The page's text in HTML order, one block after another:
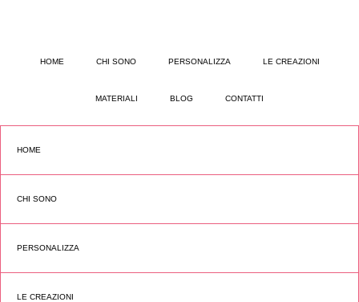
HOME CHI SONO PERSONALIZZA LE CREAZIONI
MATERIALI BLOG CONTATTI
HOME
CHI SONO
PERSONALIZZA
LE CREAZIONI